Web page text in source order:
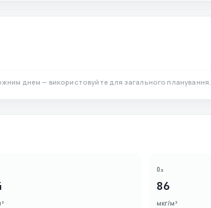
днем — використовуйте для загального планування.
O₃
86
мкг/м³